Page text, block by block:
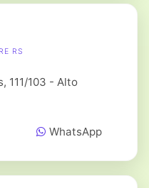
RS
111/103 - Alto
WhatsApp